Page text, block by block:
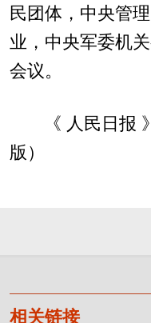
民团体，中央管
业，中央军委机
会议。
《 人民日报
版）
相关链接